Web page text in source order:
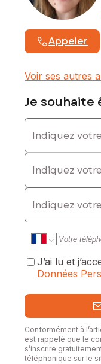
Appeler
Voir ses autres
Je
Indiquez votre
Indiquez votre
E-mail
J’ai lu et
Données
Conformément à
est rappelé que le
s’inscrire
téléphonique sur le